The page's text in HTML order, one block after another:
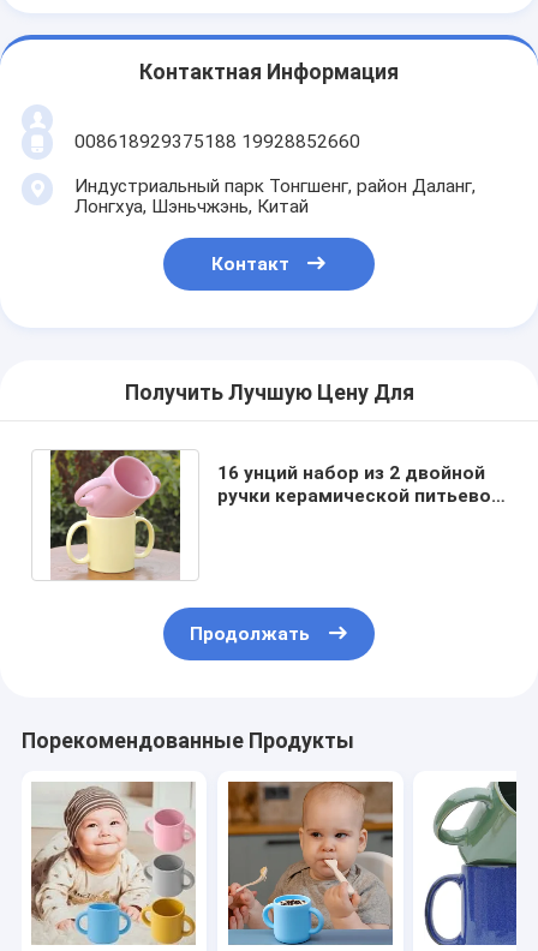
Контактная Информация
008618929375188 19928852660
Индустриальный парк Тонгшенг, район Даланг,
Лонгхуа, Шэньчжэнь, Китай
Контакт
Получить Лучшую Цену Для
16 унций набор из 2 двойной
ручки керамической питьевой
Продолжать
Порекомендованные Продукты